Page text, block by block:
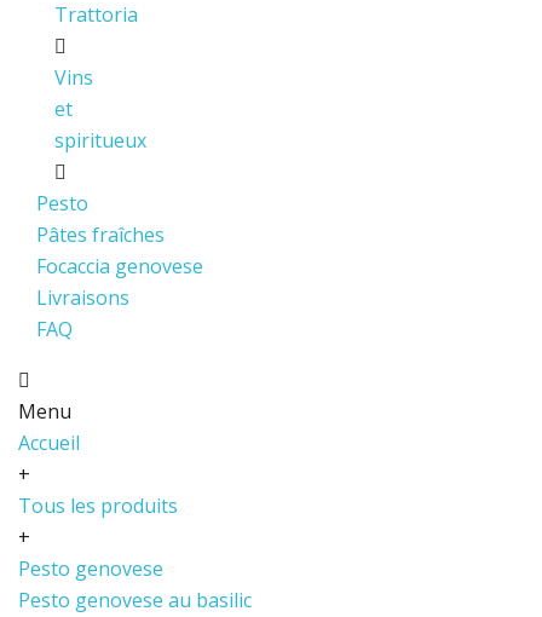
Trattoria
Vins
et
spiritueux
Pesto
Pâtes fraîches
Focaccia genovese
Livraisons
FAQ
Menu
Accueil
+
Tous les produits
+
Pesto genovese
Pesto genovese au basilic